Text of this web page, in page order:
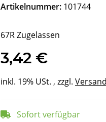
Artikelnummer: 101744
67R Zugelassen
3,42 €
inkl. 19% USt. , zzgl.
Sofort verfügbar